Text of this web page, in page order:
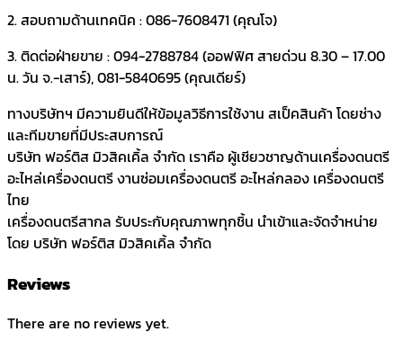
2. สอบถามด้านเทคนิค : 086-7608471 (คุณโจ)
3. ติดต่อฝ่ายขาย : 094-2788784 (ออฟฟิศ สายด่วน 8.30 – 17.00
น. วัน จ.-เสาร์), 081-5840695 (คุณเดียร์)
ทางบริษัทฯ มีความยินดีให้ข้อมูลวิธีการใช้งาน สเป็คสินค้า โดยช่าง
และทีมขายที่มีประสบการณ์
บริษัท ฟอร์ติส มิวสิคเคิ้ล จำกัด เราคือ ผู้เชียวชาญด้านเครื่องดนตรี
อะไหล่เครื่องดนตรี งานซ่อมเครื่องดนตรี อะไหล่กลอง เครื่องดนตรี
ไทย
เครื่องดนตรีสากล รับประกับคุณภาพทุกชิ้น นำเข้าและจัดจำหน่าย
โดย บริษัท ฟอร์ติส มิวสิคเคิ้ล จำกัด
Reviews
There are no reviews yet.